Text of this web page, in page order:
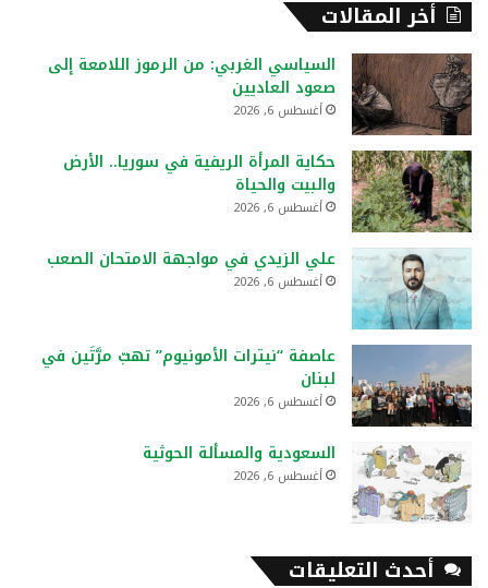
أخر المقالات
السياسي الغربي: من الرموز اللامعة إلى
صعود العاديين
أغسطس 6, 2026
حكاية المرأة الريفية في سوريا.. الأرض
والبيت والحياة
أغسطس 6, 2026
علي الزيدي في مواجهة الامتحان الصعب
أغسطس 6, 2026
عاصفة “نيترات الأمونيوم” تهبّ مرَّتَين في
لبنان
أغسطس 6, 2026
السعودية والمسألة الحوثية
أغسطس 6, 2026
أحدث التعليقات